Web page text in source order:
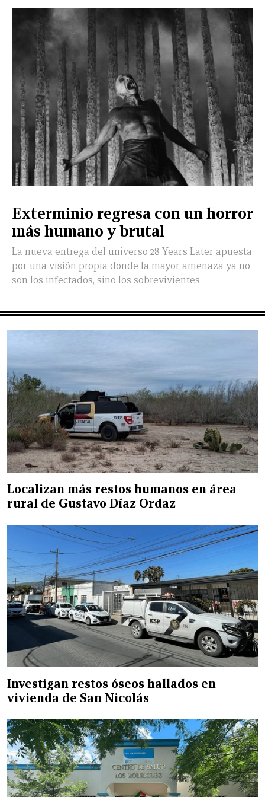
LEÓN
DE
VIDA
Exterminio regresa con un horror
más humano y brutal
La nueva entrega del universo 28 Years Later apuesta
por una visión propia donde la mayor amenaza ya no
son los infectados, sino los sobrevivientes
Localizan más restos humanos en área
rural de Gustavo Díaz Ordaz
Investigan restos óseos hallados en
vivienda de San Nicolás